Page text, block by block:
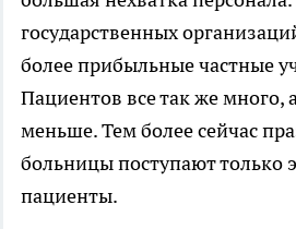
государственных
более прибыльные частные
Пациентов все так же много,
меньше. Тем более сейчас
больницы поступают только
пациенты.